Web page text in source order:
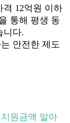
격 12억원 이하
통해 평생 동
니다.
안전한 제도
원금액 알아